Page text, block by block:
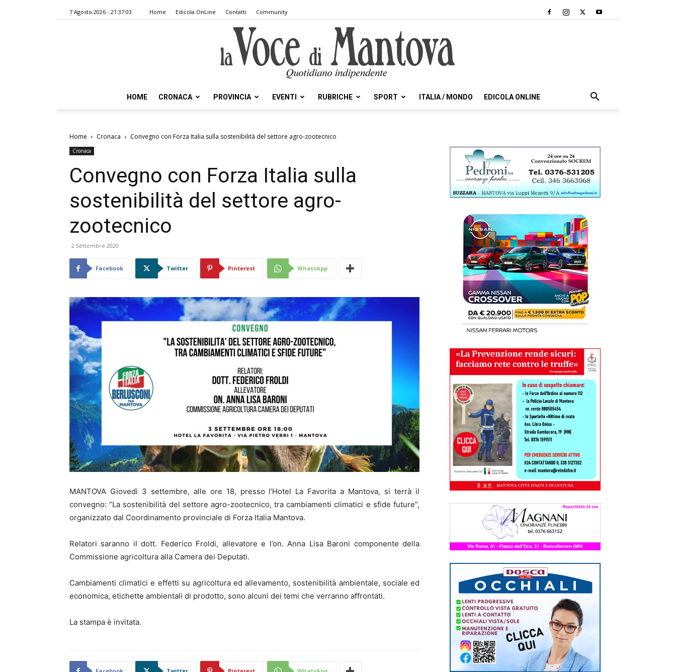
7 Agosto 2026 - 21:37:03 Home Edicola OnLine Contatti Community
Voce
Mantova
HOME CRONACA PROVINCIA EVENTI RUBRICHE SPORT ITALIA / MONDO EDICOLA ONLINE
Home Cronaca Convegno con Forza Italia sulla sostenibilità del settore agro-zootecnico
Cronaca
Convegno con Forza Italia sulla
sostenibilità del settore agro-
zootecnico
2 Settembre 2020
Facebook Twitter Pinterest WhatsApp
MANTOVA Giovedì 3 settembre, alle ore 18, presso l’Hotel La Favorita a Mantova, si terrà il
convegno: “La sostenibilità del settore agro-zootecnico, tra cambiamenti climatici e sfide future”,
organizzato dal Coordinamento provinciale di Forza Italia Mantova.
Relatori saranno il dott. Federico Froldi, allevatore e l’on. Anna Lisa Baroni componente della
Commissione agricoltura alla Camera dei Deputati.
Cambiamenti climatici e effetti su agricoltura ed allevamento, sostenibilità ambientale, sociale ed
economica, etichette ambientali di prodotto, sono alcuni dei temi che verranno affrontati.
La stampa è invitata.